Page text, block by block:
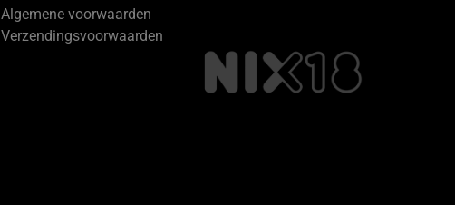
Algemene voorwaarden
Verzendingsvoorwaarden